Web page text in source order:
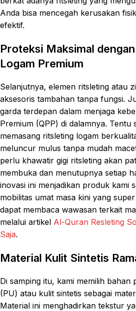
Anda bisa mencegah kerusakan
efektif.
Proteksi Maksimal
Logam Premium
Selanjutnya, elemen ritsleting atau
aksesoris tambahan tanpa fungsi.
garda terdepan dalam menjaga
Premium (QPP) di dalamnya. Tentu
memasang ritsleting logam
meluncur mulus tanpa mudah
perlu khawatir gigi ritsleting akan
membuka dan menutupnya setiap
inovasi ini menjadikan produk kami
mobilitas umat masa kini yang
dapat membaca wawasan terkait
melalui artikel Al-Quran Resleting
Saja.
Material Kulit Sintetis
Di samping itu, kami memilih
(PU) atau kulit sintetis sebagai
Material ini menghadirkan tekstur